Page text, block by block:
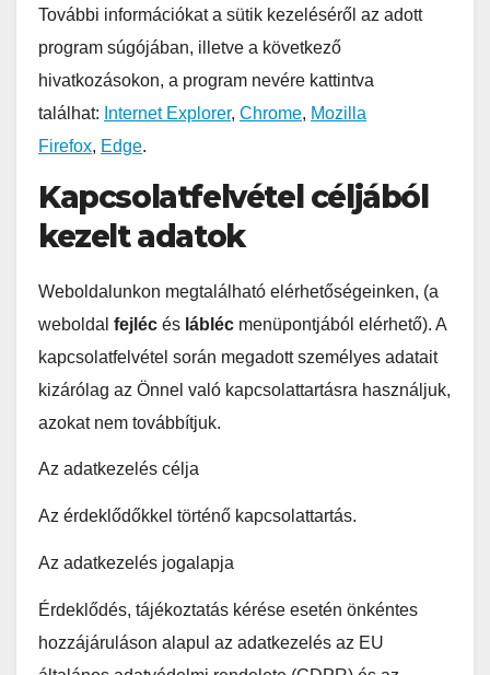
További információkat a sütik kezeléséről az adott
program súgójában, illetve a következő
hivatkozásokon, a program nevére kattintva
találhat: Internet Explorer, Chrome, Mozilla
Firefox, Edge.
Kapcsolatfelvétel céljából
kezelt adatok
Weboldalunkon megtalálható elérhetőségeinken, (a
weboldal fejléc és lábléc menüpontjából elérhető). A
kapcsolatfelvétel során megadott személyes adatait
kizárólag az Önnel való kapcsolattartásra használjuk,
azokat nem továbbítjuk.
Az adatkezelés célja
Az érdeklődőkkel történő kapcsolattartás.
Az adatkezelés jogalapja
Érdeklődés, tájékoztatás kérése esetén önkéntes
hozzájáruláson alapul az adatkezelés az EU